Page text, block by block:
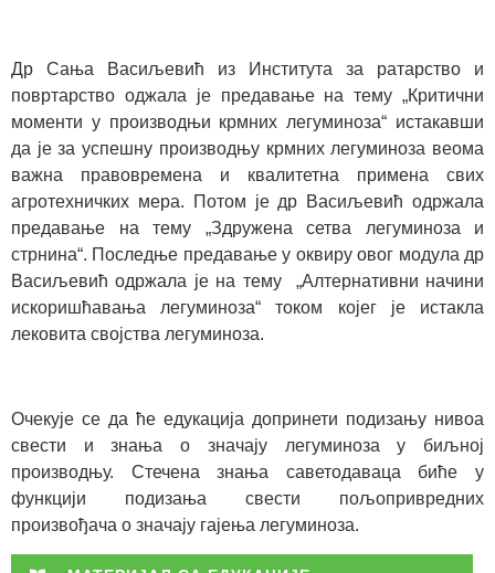
Др Сања Васиљевић из Института за ратарство и
повртарство оджала је предавање на тему „Критични
моменти у производњи крмних легуминоза“ истакавши
да је за успешну производњу крмних легуминоза веома
важна правовремена и квалитетна примена свих
агротехничких мера. Потом је др Васиљевић одржала
предавање на тему „Здружена сетва легуминоза и
стрнина“. Последње предавање у оквиру овог модула др
Васиљевић одржала је на тему „Алтернативни начини
искоришћавања легуминоза“ током којег је истакла
лековита својства легуминоза.
Очекује се да ће едукација допринети подизању нивоа
свести и знања о значају легуминоза у биљној
производњу. Стечена знања саветодаваца биће у
функцији подизања свести пољопривредних
произвођача о значају гајења легуминоза.